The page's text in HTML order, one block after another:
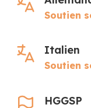
Soutien
Italien
Soutien
HGGSP